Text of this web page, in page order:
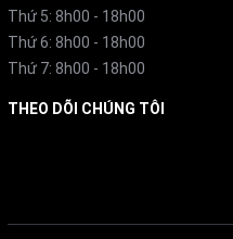
Thứ 5: 8h00 - 18h00
Thứ 6: 8h00 - 18h00
Thứ 7: 8h00 - 18h00
THEO DÕI CHÚNG TÔI